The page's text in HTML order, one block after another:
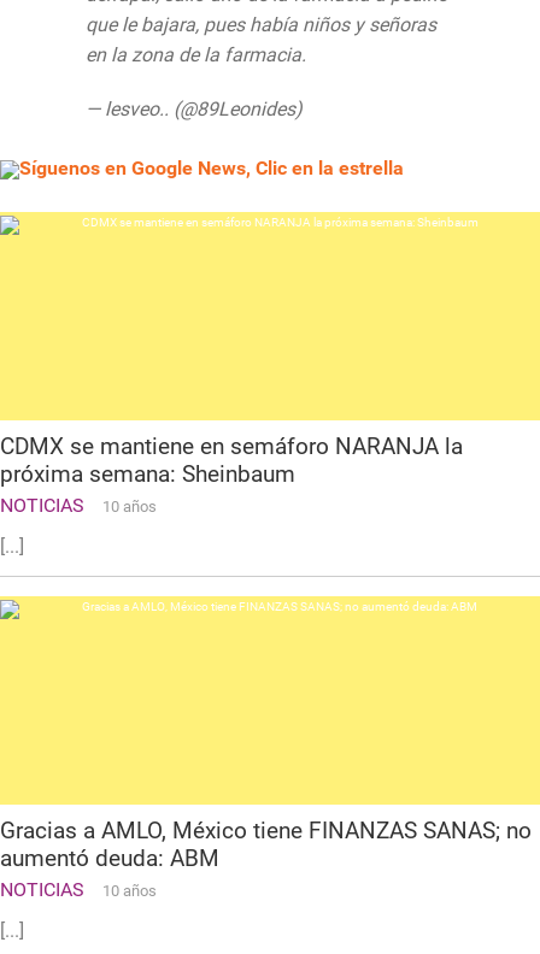
que le bajara, pues había niños y señoras
en la zona de la farmacia.
— lesveo.. (@89Leonides)
Síguenos en Google News, Clic en la estrella
CDMX se mantiene en semáforo NARANJA la
próxima semana: Sheinbaum
NOTICIAS 10 años
[...]
Gracias a AMLO, México tiene FINANZAS SANAS; no
aumentó deuda: ABM
NOTICIAS 10 años
[...]